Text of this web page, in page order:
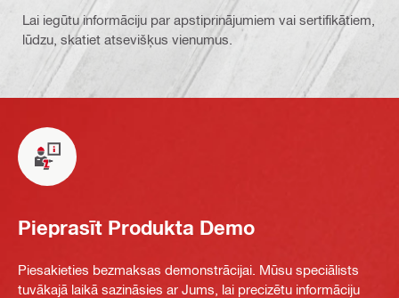
Lai iegūtu informāciju par apstiprinājumiem vai sertifikātiem,
lūdzu, skatiet atsevišķus vienumus.
Pieprasīt Produkta Demo
Piesakieties bezmaksas demonstrācijai. Mūsu speciālists
tuvākajā laikā sazināsies ar Jums, lai precizētu informāciju